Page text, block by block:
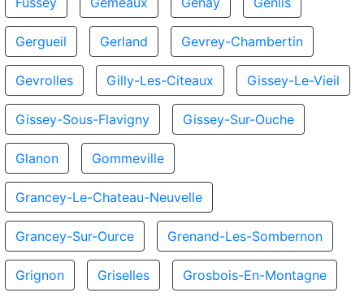
Gergueil Gerland Gevrey-Chambertin
Gevrolles Gilly-Les-Citeaux Gissey-Le-Vieil
Gissey-Sous-Flavigny Gissey-Sur-Ouche
Glanon Gommeville
Grancey-Le-Chateau-Neuvelle
Grancey-Sur-Ource Grenand-Les-Sombernon
Grignon Griselles Grosbois-En-Montagne